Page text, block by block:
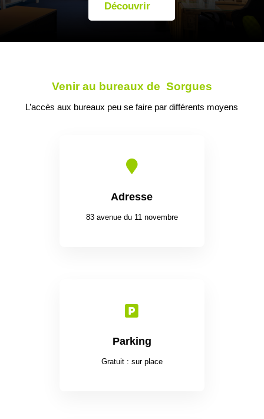
Découvrir
Venir au bureaux de Sorgues
L’accès aux bureaux peu se faire par différents moyens

Adresse
83 avenue du 11 novembre

Parking
Gratuit : sur place